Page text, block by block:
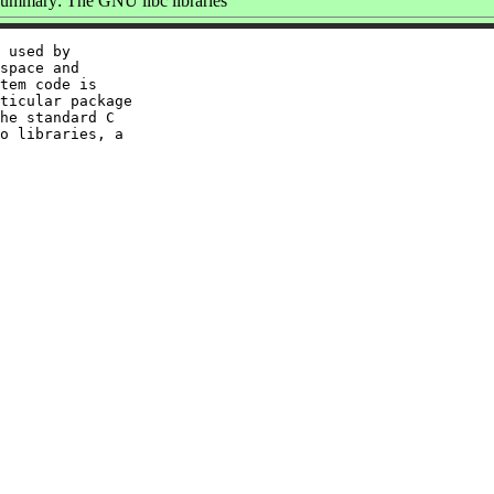
by
and
code is
package
standard C
libraries, a